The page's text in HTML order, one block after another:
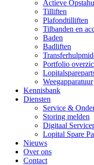
Actieve
Tilliften
Plafondtilliften
Tilbanden en
Baden
Badliften
Portfolio
Weegapparatuur
Kennisbank
Diensten
Service &
Storing melden
Digitaal
Lopital Spare
Nieuws
Over ons
Contact